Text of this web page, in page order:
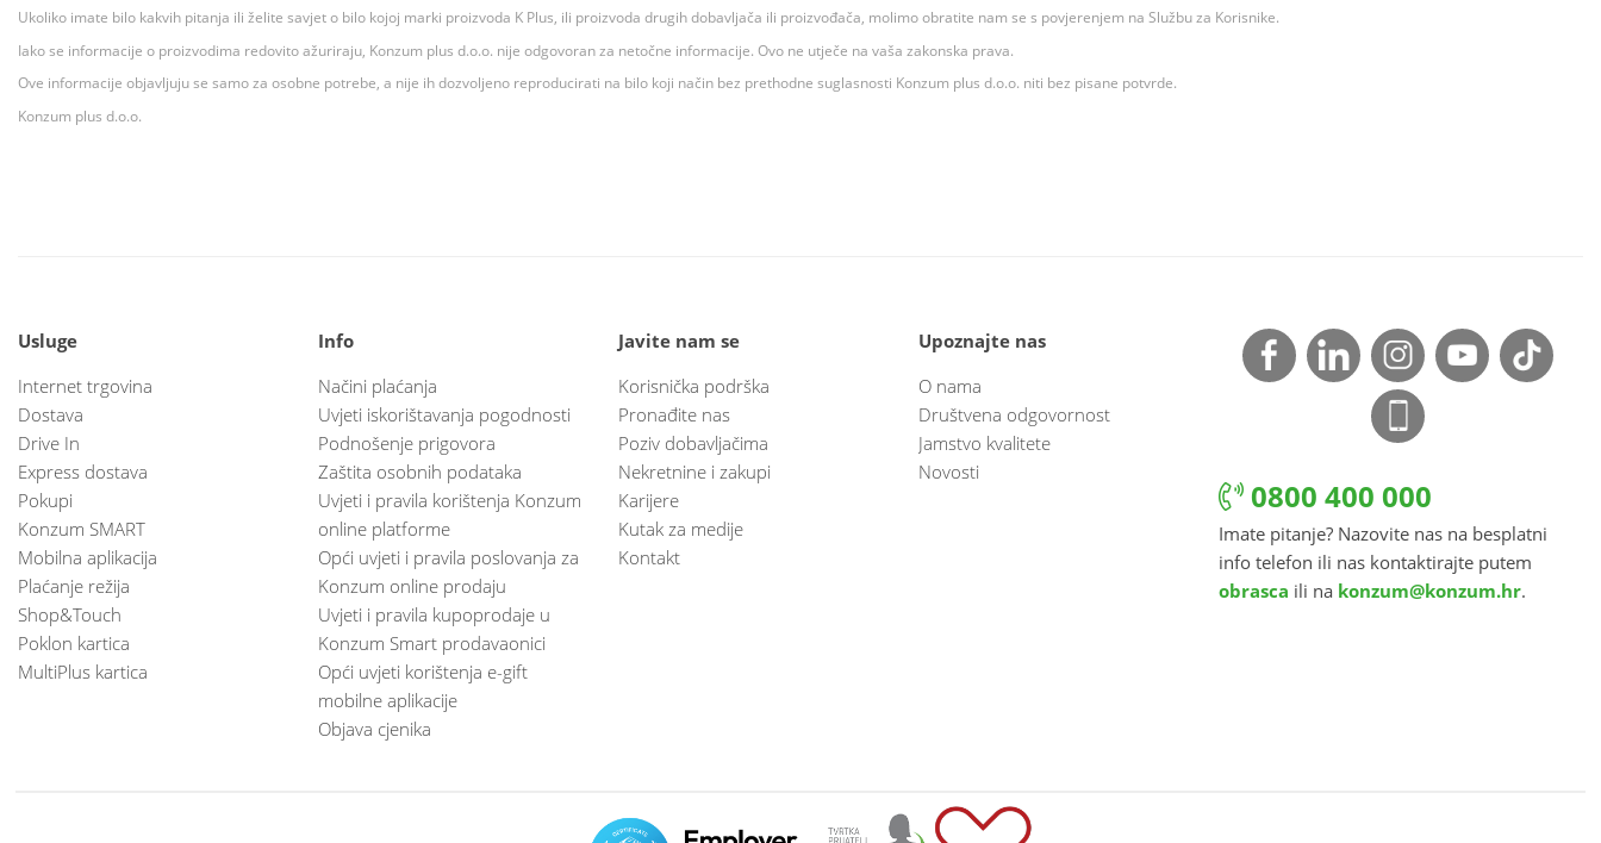
Ukoliko imate bilo kakvih pitanja ili želite savjet o bilo kojoj marki proizvoda K Plus, ili proizvoda drugih dobavljača ili proizvođača, molimo obratite nam se s povjerenjem na Službu za Korisnike.
Iako se informacije o proizvodima redovito ažuriraju, Konzum plus d.o.o. nije odgovoran za netočne informacije. Ovo ne utječe na vaša zakonska prava.
Ove informacije objavljuju se samo za osobne potrebe, a nije ih dozvoljeno reproducirati na bilo koji način bez prethodne suglasnosti Konzum plus d.o.o. niti bez pisane potvrde.
Konzum plus d.o.o.
Usluge
Internet trgovina
Dostava
Drive In
Express dostava
Pokupi
Konzum SMART
Mobilna aplikacija
Plaćanje režija
Shop&Touch
Poklon kartica
MultiPlus kartica
Info
Načini plaćanja
Uvjeti iskorištavanja pogodnosti
Podnošenje prigovora
Zaštita osobnih podataka
Uvjeti i pravila korištenja Konzum
online platforme
Opći uvjeti i pravila poslovanja za
Konzum online prodaju
Uvjeti i pravila kupoprodaje u
Konzum Smart prodavaonici
Opći uvjeti korištenja e-gift
mobilne aplikacije
Objava cjenika
Javite nam se
Korisnička podrška
Pronađite nas
Poziv dobavljačima
Nekretnine i zakupi
Karijere
Kutak za medije
Kontakt
Upoznajte nas
O nama
Društvena odgovornost
Jamstvo kvalitete
Novosti
0800 400 000
Imate pitanje? Nazovite nas na besplatni
info telefon ili nas kontaktirajte putem
obrasca ili na konzum@konzum.hr.